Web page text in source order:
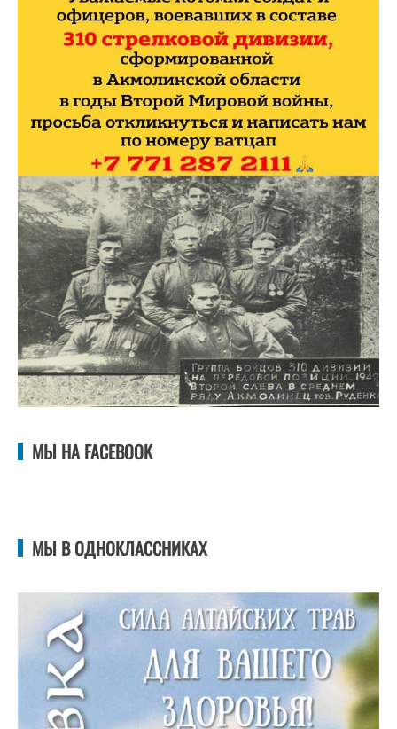
МЫ НА FACEBOOK
МЫ В ОДНОКЛАССНИКАХ